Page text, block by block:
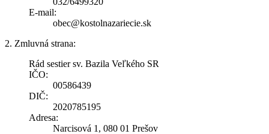
E-mail:
obec@kostolnazariecie.sk
2. Zmluvná strana:
Rád sestier sv. Bazila Veľkého SR
IČO:
00586439
DIČ:
2020785195
Adresa:
Narcisová 1, 080 01 Prešov